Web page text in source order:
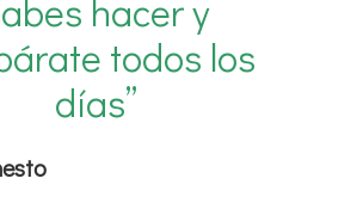
hacer y
todos los
días”